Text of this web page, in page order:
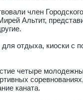
член
Альтит,
отдыха, киоски с
четыре
каната.